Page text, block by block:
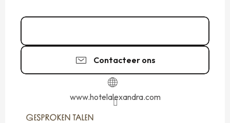
Contacteer ons
www.hotelalexandra.com
GESPROKEN TALEN
GESPROKEN TALEN